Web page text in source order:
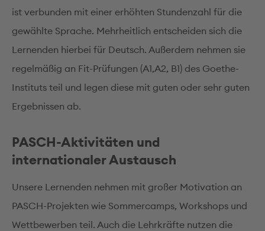
ist verbunden mit einer erhöhten Stundenzahl für die
gewählte Sprache. Mehrheitlich entscheiden sich die
Lernenden hierbei für Deutsch. Außerdem nehmen sie
regelmäßig an Fit-Prüfungen (A1,A2, B1) des Goethe-
Instituts teil und legen diese mit guten oder sehr guten
Ergebnissen ab.
PASCH-Aktivitäten und
internationaler Austausch
Unsere Lernenden nehmen mit großer Motivation an
PASCH-Projekten wie Sommercamps, Workshops und
Wettbewerben teil. Auch die Lehrkräfte nutzen die